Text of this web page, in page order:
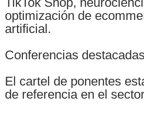
optimización de
artificial.
Conferencias
El cartel de ponentes
de referencia en el